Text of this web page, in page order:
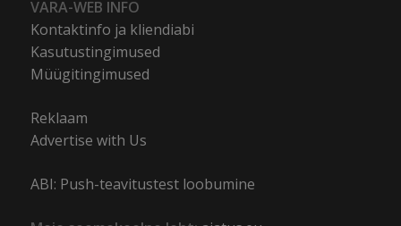
VARA-WEB INFO
Kontaktinfo ja kliendiabi
Kasutustingimused
Müügitingimused
Reklaam
Advertise with Us
ABI: Push-teavitustest loobumine